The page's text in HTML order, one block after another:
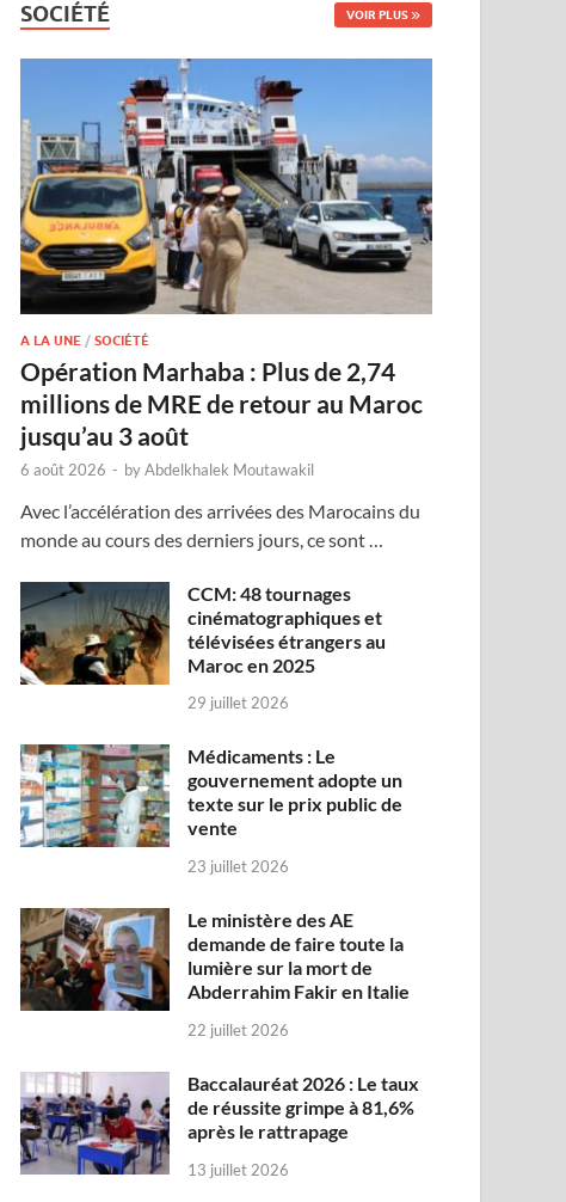
SOCIÉTÉ VOIR PLUS
A LA UNE /SOCIÉTÉ
Opération Marhaba : Plus de 2,74
millions de MRE de retour au Maroc
jusqu’au 3 août
6 août 2026 - byAbdelkhalek Moutawakil
Avec l’accélération des arrivées des Marocains du
monde au cours des derniers jours, ce sont …
CCM: 48 tournages
cinématographiques et
télévisées étrangers au
Maroc en 2025
29 juillet 2026
Médicaments : Le
gouvernement adopte un
texte sur le prix public de
vente
23 juillet 2026
Le ministère des AE
demande de faire toute la
lumière sur la mort de
Abderrahim Fakir en Italie
22 juillet 2026
Baccalauréat 2026 : Le taux
de réussite grimpe à 81,6%
après le rattrapage
13 juillet 2026